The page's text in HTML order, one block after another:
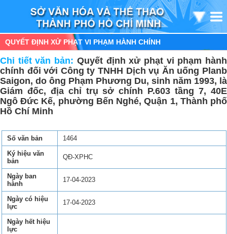
QUYẾT ĐỊNH XỬ PHẠT VI PHẠM HÀNH CHÍNH
Chi tiết văn bản: Quyết định xử phạt vi phạm hành
chính đối với Công ty TNHH Dịch vụ Ăn uống Planb
Saigon, do ông Phạm Phương Du, sinh năm 1993, là
Giám đốc, địa chỉ trụ sở chính P.603 tầng 7, 40E
Ngô Đức Kế, phường Bến Nghé, Quận 1, Thành phố
Hồ Chí Minh
Số văn bản
1464
Ký hiệu văn
bản
QĐ-XPHC
Ngày ban
hành
17-04-2023
Ngày có hiệu
lực
17-04-2023
Ngày hết hiệu
lực